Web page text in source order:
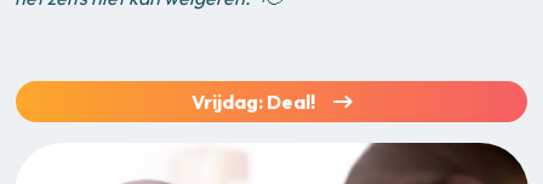
Vrijdag: Deal!